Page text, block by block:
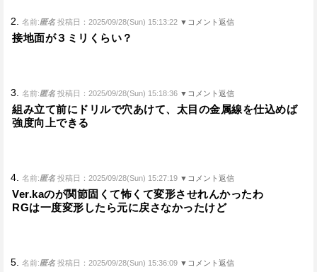
2. 名前:匿名 投稿日：2025/09/28(Sun) 15:13:22 ▼コメント返信
接地面が３ミリくらい？
3. 名前:匿名 投稿日：2025/09/28(Sun) 15:18:36 ▼コメント返信
組み立て前にドリルで穴あけて、太目の金属線を仕込めば
強度向上できる
4. 名前:匿名 投稿日：2025/09/28(Sun) 15:27:19 ▼コメント返信
Ver.kaのが関節固くて怖くて変形させれんかったわ
RGは一度変形したら元に戻さなかったけど
5. 名前:匿名 投稿日：2025/09/28(Sun) 15:36:09 ▼コメント返信